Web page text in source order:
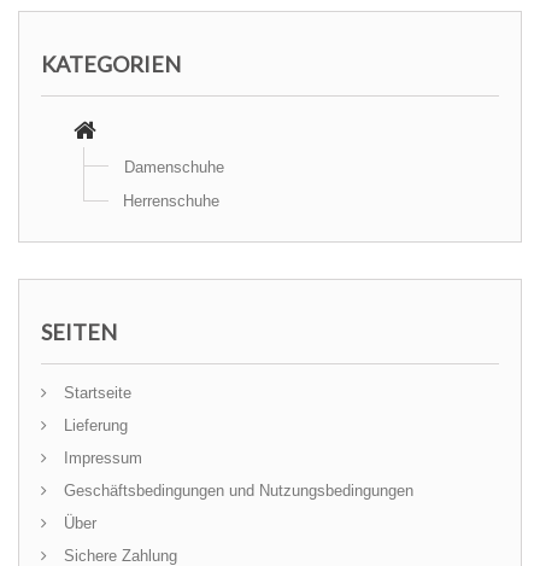
KATEGORIEN
Damenschuhe
Herrenschuhe
SEITEN
Startseite
Lieferung
Impressum
Geschäftsbedingungen und Nutzungsbedingungen
Über
Sichere Zahlung